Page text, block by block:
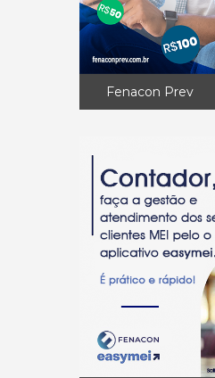
Fenacon Prev